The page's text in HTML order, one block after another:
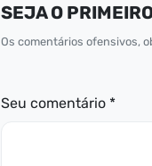
SEJA O
Os comentários ofensivos,
Seu comentário *